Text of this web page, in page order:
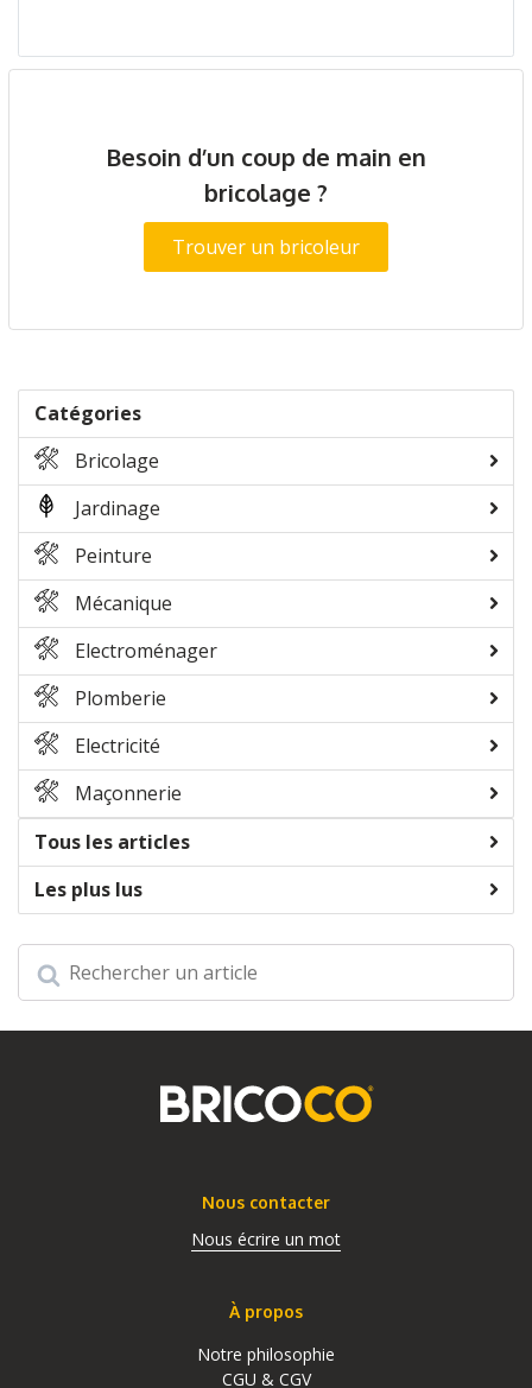
Besoin d’un coup de main en
bricolage ?
Trouver un bricoleur
Catégories
Bricolage
Jardinage
Peinture
Mécanique
Electroménager
Plomberie
Electricité
Maçonnerie
Tous les articles
Les plus lus
Nous contacter
Nous écrire un mot
À propos
Notre philosophie
CGU & CGV